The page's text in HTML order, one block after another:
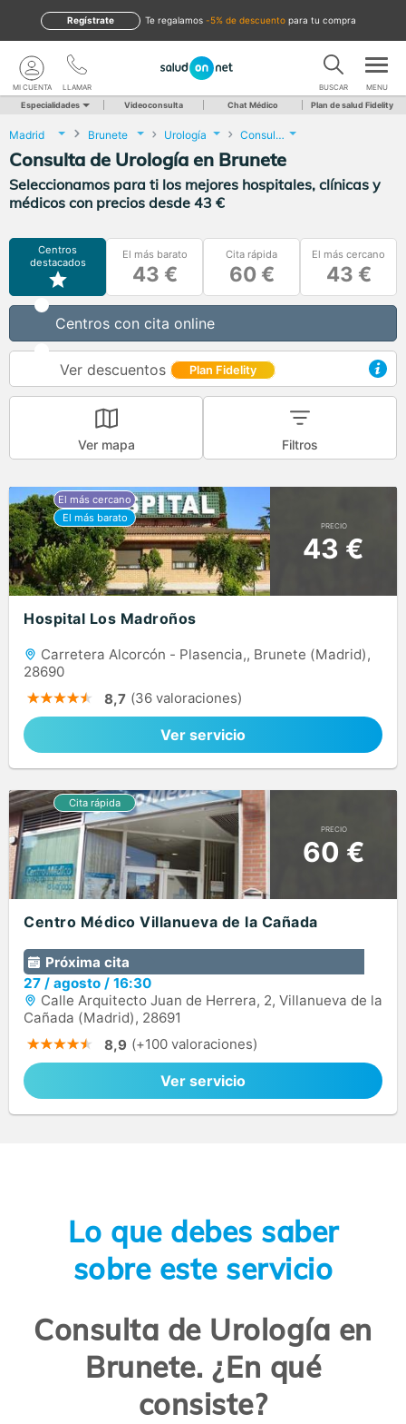
te regalamos -5% de descuento para tu compra
Regístrate
LLAMAR
MI CUENTA BUSCAR MENU
Especialidades Videoconsulta Chat Médico Plan de salud Fidelity
Madrid Brunete Urología Consulta de Urología
Consulta de Urología en Brunete
Seleccionamos para ti los mejores hospitales, clínicas y
médicos con precios desde 43 €
Centros
destacados
El más barato
43 €
Cita rápida
60 €
El más cercano
43 €
Centros con cita online
Ver descuentos Plan Fidelity
Ver mapa Filtros
PRECIO
43 €
Hospital Los Madroños
Carretera Alcorcón - Plasencia,, Brunete (Madrid),
28690
8,7 (36 valoraciones)
Ver servicio
PRECIO
60 €
Centro Médico Villanueva de la Cañada
Próxima cita
27 / agosto / 16:30
Calle Arquitecto Juan de Herrera, 2, Villanueva de la
Cañada (Madrid), 28691
8,9 (+100 valoraciones)
Ver servicio
Lo que debes saber
sobre este servicio
Consulta de Urología en
Brunete. ¿En qué
consiste?